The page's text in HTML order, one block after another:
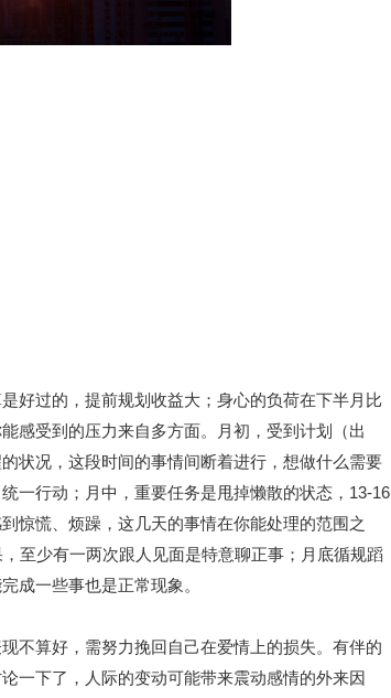
好过的，提前规划收益大；身心的负荷在下半月比
感受到的压力来自多方面。月初，受到计划（出
状况，这段时间的事情间断着进行，想做什么需要
一行动；月中，重要任务是甩掉懒散的状态，13-16
惊慌、烦躁，这几天的事情在你能处理的范围之
至少有一两次跟人见面是特意聊正事；月底循规蹈
成一些事也是正常现象。
不算好，需努力挽回自己在爱情上的损失。有伴的
一下了，人际的变动可能带来震动感情的外来因